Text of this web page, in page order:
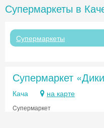
Супермаркеты в
Супермаркеты
Супермаркет
Кача на карте
Cупермаркет